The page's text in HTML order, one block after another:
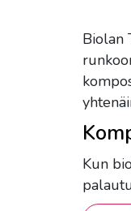
Biolan
Kun